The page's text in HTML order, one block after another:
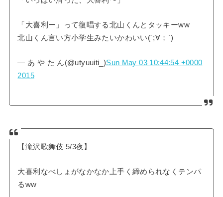
「大喜利ー」って復唱する北山くんとタッキーww
北山くん言い方小学生みたいかわいい(´;∀；`)
— あ や た ん(@utyuuiti_)Sun May 03 10:44:54 +0000
2015
【滝沢歌舞伎 5/3夜】
大喜利なべしょがなかなか上手く締められなくテンパ
るww